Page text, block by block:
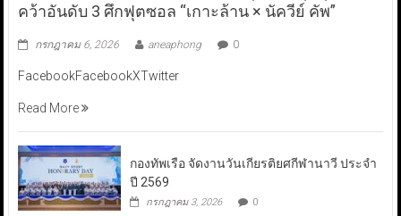
คว้าอันดับ 3 ศึกฟุตซอล “เกาะล้าน × นัควีย์ คัพ”
กรกฎาคม 6, 2026 aneaphong 0
FacebookFacebookXTwitter
Read More
กองทัพเรือ จัดงานวันเกียรติยศกีฬานาวี ประจำ
ปี 2569
กรกฎาคม 3, 2026 0